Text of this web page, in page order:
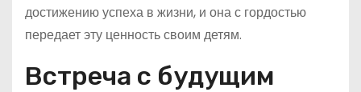
достижению успеха в жизни, и она с гордостью
передает эту ценность своим детям.
Встреча с будущим